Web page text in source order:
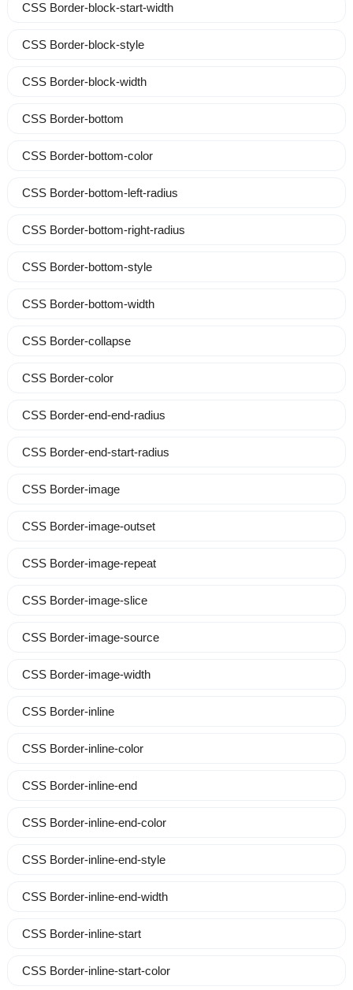
CSS Border-block-start-width
CSS Border-block-style
CSS Border-block-width
CSS Border-bottom
CSS Border-bottom-color
CSS Border-bottom-left-radius
CSS Border-bottom-right-radius
CSS Border-bottom-style
CSS Border-bottom-width
CSS Border-collapse
CSS Border-color
CSS Border-end-end-radius
CSS Border-end-start-radius
CSS Border-image
CSS Border-image-outset
CSS Border-image-repeat
CSS Border-image-slice
CSS Border-image-source
CSS Border-image-width
CSS Border-inline
CSS Border-inline-color
CSS Border-inline-end
CSS Border-inline-end-color
CSS Border-inline-end-style
CSS Border-inline-end-width
CSS Border-inline-start
CSS Border-inline-start-color